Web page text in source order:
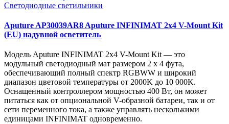
Светодиодные светильники
Aputure AP30039AR8 Aputure INFINIMAT 2x4 V-Mount Kit
(EU) надувной осветитель
Модель Aputure INFINIMAT 2x4 V-Mount Kit — это
модульный светодиодный мат размером 2 x 4 фута,
обеспечивающий полный спектр RGBWW и широкий
диапазон цветовой температуры от 2000K до 10 000K.
Оснащенный контроллером мощностью 400 Вт, он может
питаться как от опциональной V-образной батареи, так и от
сети переменного тока, а также управлять несколькими
единицами INFINIMAT одновременно.